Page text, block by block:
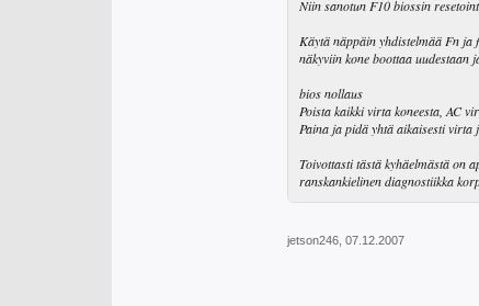
Niin sanotun F10 biossin
Käytä näppäin yhdistelmää Fn
näkyviin kone boottaa uudestaan
bios nollaus
Poista kaikki virta koneesta, AC
Paina ja pidä yhtä aikaisesti
Toivottasti tästä kyhäelmästä on
ranskankielinen diagnostiikka
jetson246 07.12.2007